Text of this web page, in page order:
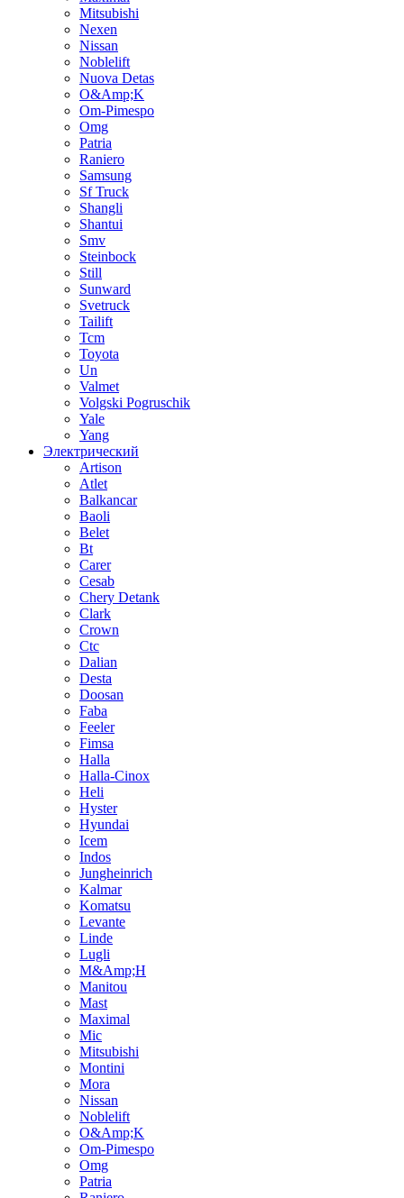
Mitsubishi
Nexen
Nissan
Noblelift
Nuova Detas
O&Amp;K
Om-Pimespo
Omg
Patria
Raniero
Samsung
Sf Truck
Shangli
Shantui
Smv
Steinbock
Still
Sunward
Svetruck
Tailift
Tcm
Toyota
Un
Valmet
Volgski Pogruschik
Yale
Yang
Электрический
Artison
Atlet
Balkancar
Baoli
Belet
Bt
Carer
Cesab
Chery Detank
Clark
Crown
Ctc
Dalian
Desta
Doosan
Faba
Feeler
Fimsa
Halla
Halla-Cinox
Heli
Hyster
Hyundai
Icem
Indos
Jungheinrich
Kalmar
Komatsu
Levante
Linde
Lugli
M&Amp;H
Manitou
Mast
Maximal
Mic
Mitsubishi
Montini
Mora
Nissan
Noblelift
O&Amp;K
Om-Pimespo
Omg
Patria